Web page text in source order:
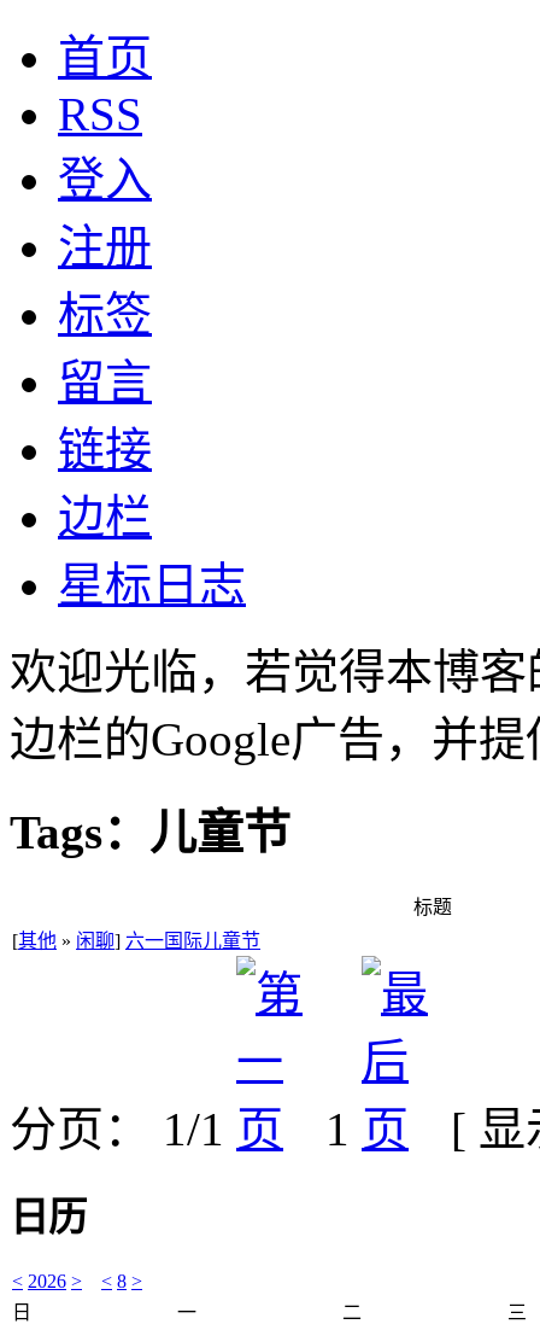
首页
RSS
登入
注册
标签
留言
链接
边栏
星标日志
欢迎光临，若觉得本博
边栏的Google广告，并
Tags：儿童节
标题
[其他 » 闲聊] 六一国际儿童节
分页： 1/1 1 [
日历
< 2026 > < 8 >
日
一 二 三